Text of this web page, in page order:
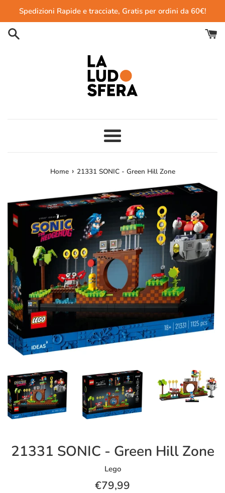
direttamente
contenuti
Spedizioni Rapide e tracciate, Gratis per ordini da 60€!
Menu
Home › 21331 SONIC - Green Hill Zone
21331 SONIC - Green Hill Zone
Lego
Prezzo
€79,99